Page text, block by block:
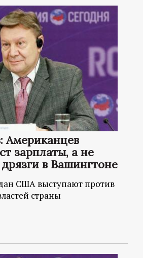
Американцев
зарплаты, а не
в Вашингтоне
США выступают против
страны